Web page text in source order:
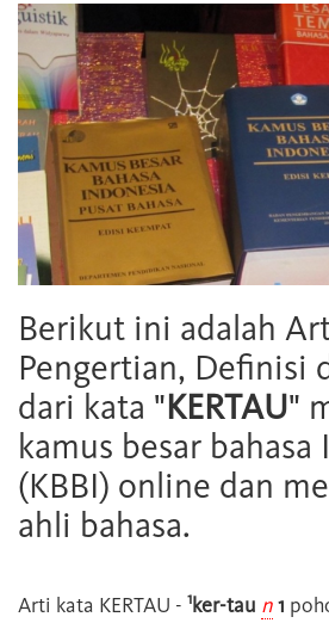
Berikut ini adalah
Pengertian, Definisi
dari kata "KERTAU"
kamus besar bahasa
(KBBI) online dan
ahli bahasa.
Arti kata KERTAU - 1ker-tau n1